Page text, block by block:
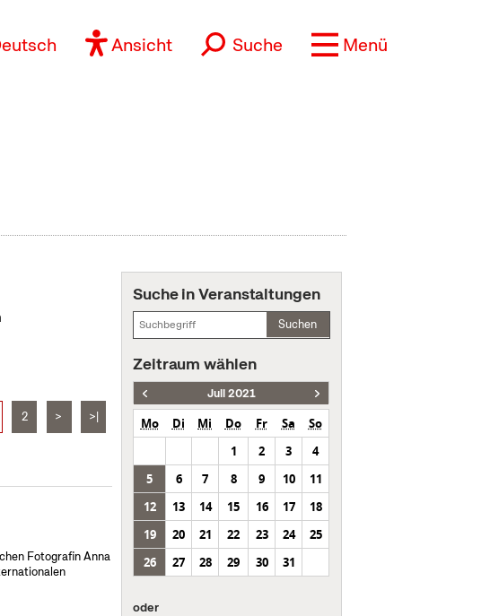
Ansicht Suche Menü
2 > >|
Fotografin Anna
Suche in Veranstaltungen
Suchen
Zeitraum wählen
Juli 2021
Mo Di Mi Do Fr Sa
So
1
2 3
4
5
6 7 8 9 10
11
12
13 14 15 16 17
18
19
20 21 22 23 24
25
26
27 28 29 30 31
oder